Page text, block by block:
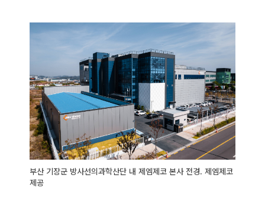
부산 기장군 방사선의과학산단 내 제엠제코 본사 전경. 제엠제코
제공